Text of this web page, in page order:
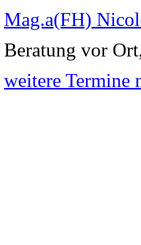
Mag.a(FH)
Beratung vor
weitere Termine